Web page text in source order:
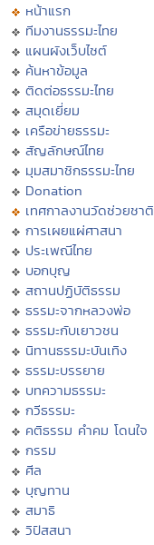
หน้าแรก
ทีมงานธรรมะไทย
แผนผังเว็บไซต์
ค้นหาข้อมูล
ติดต่อธรรมะไทย
สมุดเยี่ยม
เครือข่ายธรรมะ
สัญลักษณ์ไทย
มุมสมาชิกธรรมะไทย
Donation
เทศกาลงานวัดช่วยชาติ
การเผยแผ่ศาสนา
ประเพณีไทย
บอกบุญ
สถานปฏิบัติธรรม
ธรรมะจากหลวงพ่อ
ธรรมะกับเยาวชน
นิทานธรรมะบันเทิง
ธรรมะบรรยาย
บทความธรรมะ
กวีธรรมะ
คติธรรม คำคม โดนใจ
กรรม
ศีล
บุญทาน
สมาธิ
วิปัสสนา